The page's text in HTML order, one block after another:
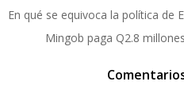
En qué se equivoca la política de
Mingob paga Q2.8